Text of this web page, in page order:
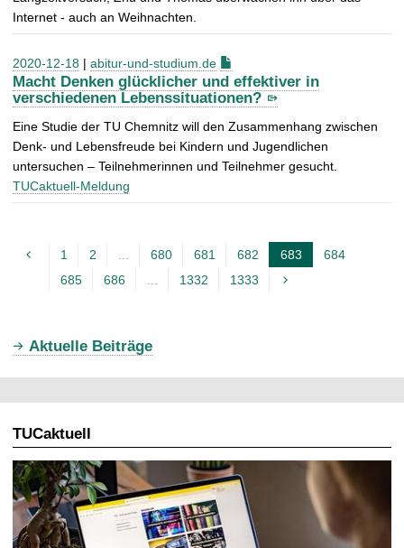
Internet - auch an Weihnachten.
2020-12-18 | abitur-und-studium.de
Macht Denken glücklicher und effektiver in
verschiedenen Lebenssituationen?
Eine Studie der TU Chemnitz will den Zusammenhang zwischen
Denk- und Lebensfreude bei Kindern und Jugendlichen
untersuchen – Teilnehmerinnen und Teilnehmer gesucht.
TUCaktuell-Meldung
1 2 ... 680 681 682 683
l
l
684
685
686 ... 1332 1333
Aktuelle Beiträge
TUCaktuell